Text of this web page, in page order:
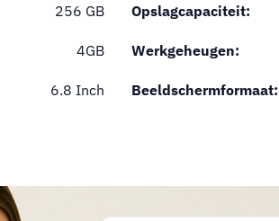
256 GB
4GB
6.8 Inch
Opslagcapaciteit:
Werkgeheugen:
Beeldschermformaat: